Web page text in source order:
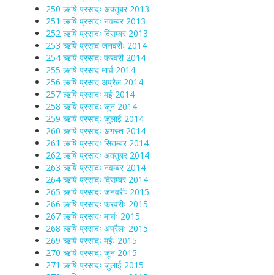
250 ऋषि प्रसादः अक्तूबर 2013
251 ऋषि प्रसादः नवम्बर 2013
252 ऋषि प्रसादः दिसम्बर 2013
253 ऋषि प्रसाद जनवरीः 2014
254 ऋषि प्रसादः फरवरी 2014
255 ऋषि प्रसाद मार्च 2014
256 ऋषि प्रसाद अप्रैल 2014
257 ऋषि प्रसादः मई 2014
258 ऋषि प्रसादः जून 2014
259 ऋषि प्रसादः जुलाई 2014
260 ऋषि प्रसादः अगस्त 2014
261 ऋषि प्रसादः सितम्बर 2014
262 ऋषि प्रसादः अक्तूबर 2014
263 ऋषि प्रसादः नवम्बर 2014
264 ऋषि प्रसादः दिसम्बर 2014
265 ऋषि प्रसादः जनवरीः 2015
266 ऋषि प्रसादः फरवरीः 2015
267 ऋषि प्रसादः मार्चः 2015
268 ऋषि प्रसादः अप्रैलः 2015
269 ऋषि प्रसादः मईः 2015
270 ऋषि प्रसादः जून 2015
271 ऋषि प्रसादः जुलाई 2015